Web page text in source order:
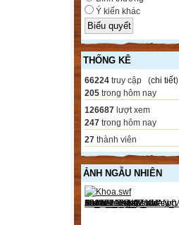
Ý kiến khác
THỐNG KÊ
66224 truy cập (chi tiết)
205 trong hôm nay
126687 lượt xem
247 trong hôm nay
27 thành viên
ẢNH NGẪU NHIÊN